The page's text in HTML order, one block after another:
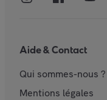
Aide & Contact
Qui sommes-nous ?
Mentions légales